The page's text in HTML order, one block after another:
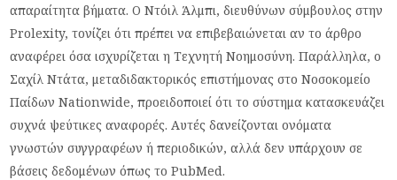
απαραίτητα βήματα. Ο Ντόιλ Άλμπι, διευθύνων σύμβουλος στην
Prolexity, τονίζει ότι πρέπει να επιβεβαιώνεται αν το άρθρο
αναφέρει όσα ισχυρίζεται η Τεχνητή Νοημοσύνη. Παράλληλα, ο
Σαχίλ Ντάτα, μεταδιδακτορικός επιστήμονας στο Νοσοκομείο
Παίδων Nationwide, προειδοποιεί ότι το σύστημα κατασκευάζει
συχνά ψεύτικες αναφορές. Αυτές δανείζονται ονόματα
γνωστών συγγραφέων ή περιοδικών, αλλά δεν υπάρχουν σε
βάσεις δεδομένων όπως το PubMed.